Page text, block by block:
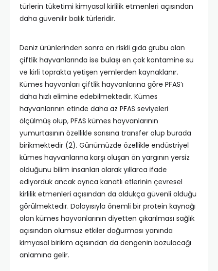
türlerin tüketimi kimyasal kirlilik etmenleri açısından
daha güvenilir balık türleridir.
Deniz ürünlerinden sonra en riskli gıda grubu olan
çiftlik hayvanlarında ise bulaşı en çok kontamine su
ve kirli toprakta yetişen yemlerden kaynaklanır.
Kümes hayvanları çiftlik hayvanlarına göre PFAS’ı
daha hızlı elimine edebilmektedir. Kümes
hayvanlarının etinde daha az PFAS seviyeleri
ölçülmüş olup, PFAS kümes hayvanlarının
yumurtasının özellikle sarısına transfer olup burada
birikmektedir (2). Günümüzde özellikle endüstriyel
kümes hayvanlarına karşı oluşan ön yargının yersiz
olduğunu bilim insanları olarak yıllarca ifade
ediyorduk ancak ayrıca kanatlı etlerinin çevresel
kirlilik etmenleri açısından da oldukça güvenli olduğu
görülmektedir. Dolayısıyla önemli bir protein kaynağı
olan kümes hayvanlarının diyetten çıkarılması sağlık
açısından olumsuz etkiler doğurması yanında
kimyasal birikim açısından da dengenin bozulacağı
anlamına gelir.